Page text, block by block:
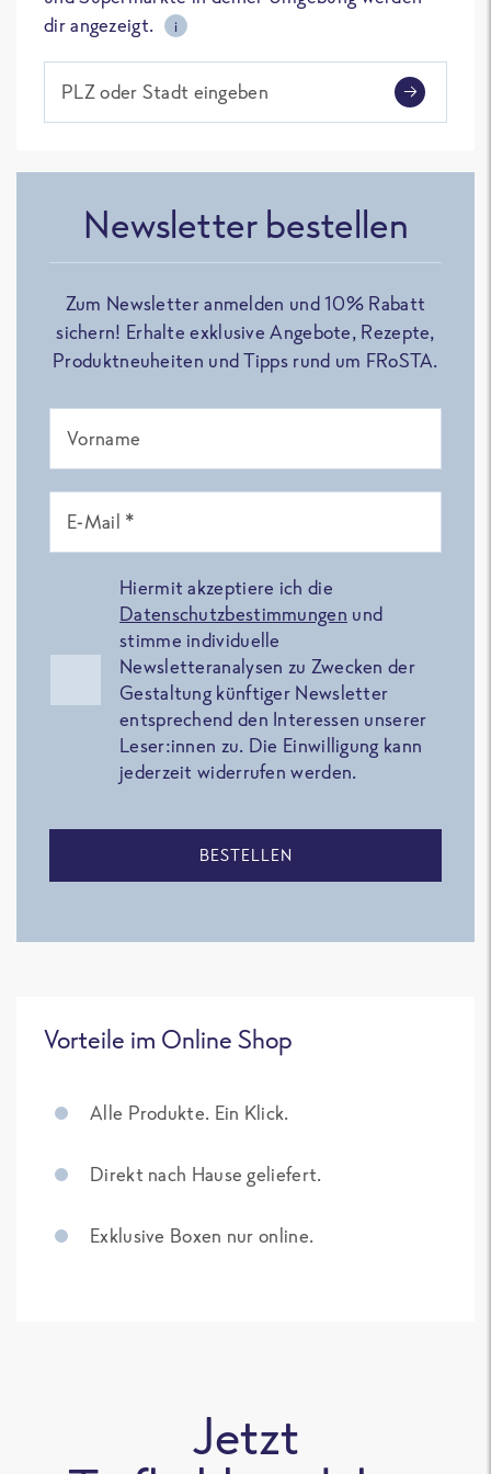
dir angezeigt.
i
PLZ oder Stadt eingeben
Newsletter bestellen
Zum Newsletter anmelden und 10% Rabatt
sichern! Erhalte exklusive Angebote, Rezepte,
Produktneuheiten und Tipps rund um FRoSTA.
Vorname
E-Mail *
Hiermit akzeptiere ich die
Datenschutzbestimmungen und
stimme individuelle
Newsletteranalysen zu Zwecken der
Gestaltung künftiger Newsletter
entsprechend den Interessen unserer
Leser:innen zu. Die Einwilligung kann
jederzeit widerrufen werden.
BESTELLEN
Vorteile im Online Shop
Alle Produkte. Ein Klick.
Direkt nach Hause geliefert.
Exklusive Boxen nur online.
Jetzt